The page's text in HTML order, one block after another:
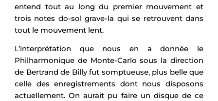
entend tout au long du premier mouvement et
trois notes do-sol grave-la qui se retrouvent dans
tout le mouvement lent.
L’interprétation que nous en a donnée le
Philharmonique de Monte-Carlo sous la direction
de Bertrand de Billy fut somptueuse, plus belle que
celle des enregistrements dont nous disposons
actuellement. On aurait pu faire un disque de ce